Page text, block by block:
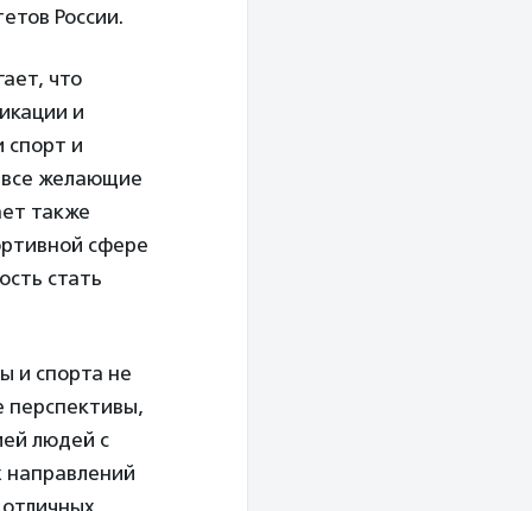
России.
что
и
спорт и
все желающие
также
сфере
стать
и спорта не
перспективы,
людей с
направлений